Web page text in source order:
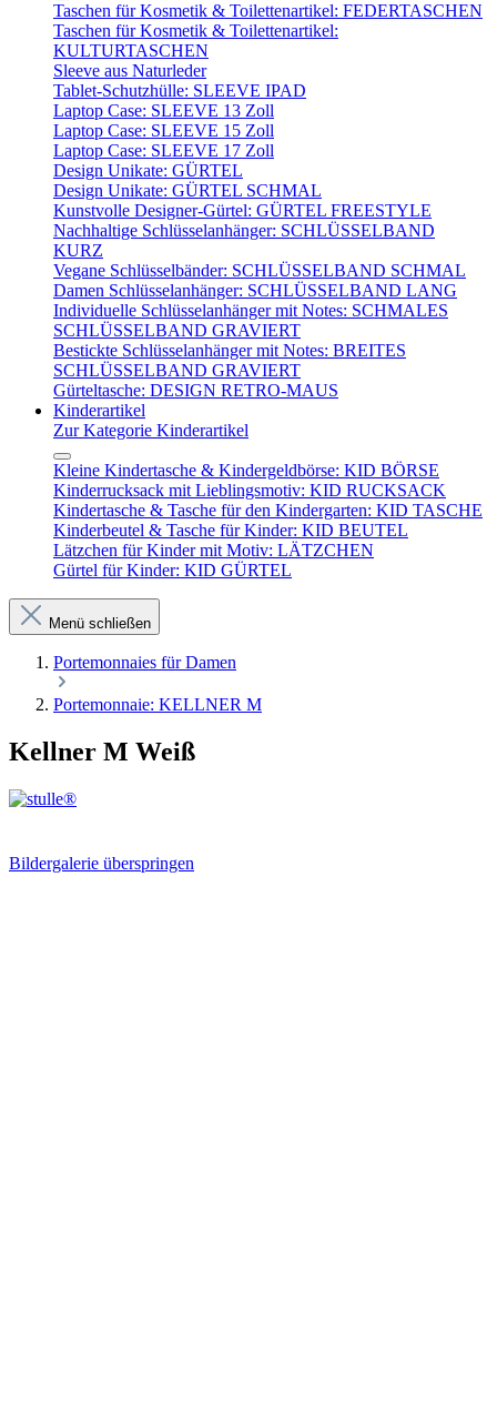
Taschen für Kosmetik & Toilettenartikel: FEDERTASCHEN
Taschen für Kosmetik & Toilettenartikel:
KULTURTASCHEN
Sleeve aus Naturleder
Tablet-Schutzhülle: SLEEVE IPAD
Laptop Case: SLEEVE 13 Zoll
Laptop Case: SLEEVE 15 Zoll
Laptop Case: SLEEVE 17 Zoll
Design Unikate: GÜRTEL
Design Unikate: GÜRTEL SCHMAL
Kunstvolle Designer-Gürtel: GÜRTEL FREESTYLE
Nachhaltige Schlüsselanhänger: SCHLÜSSELBAND
KURZ
Vegane Schlüsselbänder: SCHLÜSSELBAND SCHMAL
Damen Schlüsselanhänger: SCHLÜSSELBAND LANG
Individuelle Schlüsselanhänger mit Notes: SCHMALES
SCHLÜSSELBAND GRAVIERT
Bestickte Schlüsselanhänger mit Notes: BREITES
SCHLÜSSELBAND GRAVIERT
Gürteltasche: DESIGN RETRO-MAUS
Kinderartikel
Zur Kategorie Kinderartikel
Kleine Kindertasche & Kindergeldbörse: KID BÖRSE
Kinderrucksack mit Lieblingsmotiv: KID RUCKSACK
Kindertasche & Tasche für den Kindergarten: KID TASCHE
Kinderbeutel & Tasche für Kinder: KID BEUTEL
Lätzchen für Kinder mit Motiv: LÄTZCHEN
Gürtel für Kinder: KID GÜRTEL
Menü schließen
Portemonnaies für Damen
Portemonnaie: KELLNER M
Kellner M Weiß
Bildergalerie überspringen